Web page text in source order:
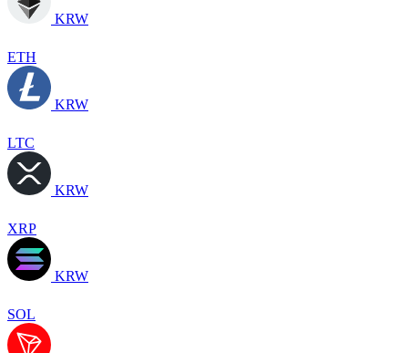
KRW
ETH
KRW
LTC
KRW
XRP
KRW
SOL